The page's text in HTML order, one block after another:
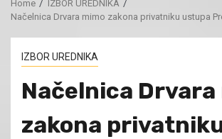
Home
IZBOR UREDNIKA
Načelnica Drvara mimo zakona privatniku ustupa
IZBOR UREDNIKA
Načelnica Drvara
zakona